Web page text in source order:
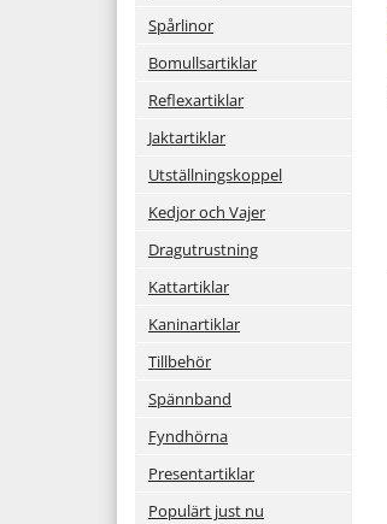
Spårlinor
Bomullsartiklar
Reflexartiklar
Jaktartiklar
Utställningskoppel
Kedjor och Vajer
Dragutrustning
Kattartiklar
Kaninartiklar
Tillbehör
Spännband
Fyndhörna
Presentartiklar
Populärt just nu